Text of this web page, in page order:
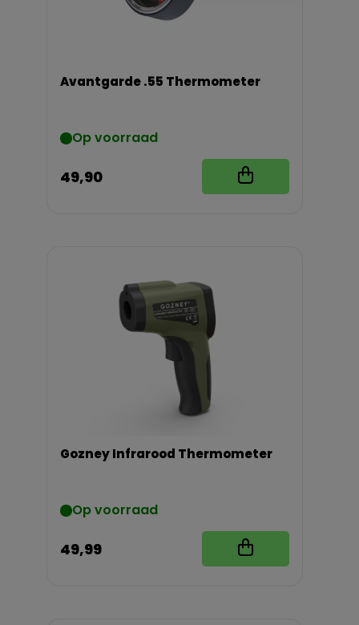
Avantgarde .55 Thermometer
Op voorraad
49,90
Gozney Infrarood Thermometer
Op voorraad
49,99